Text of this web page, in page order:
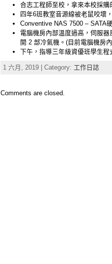
合志工程師至校，拿來本校採
四年6班教室音源線被老鼠咬壞
Conventive NAS 7500 – SATA
電腦機房內部溫度過高，伺服
開 2 部冷氣機。(目前電腦機房
下午，指導三年級資優班學生程
1 六月, 2019 | Category: 工作日誌
Comments are closed.